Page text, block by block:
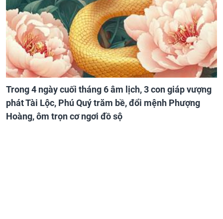
Trong 4 ngày cuối tháng 6 âm lịch, 3 con giáp vượng
phát Tài Lộc, Phú Quý trăm bề, đổi mệnh Phượng
Hoàng, ôm trọn cơ ngơi đồ sộ